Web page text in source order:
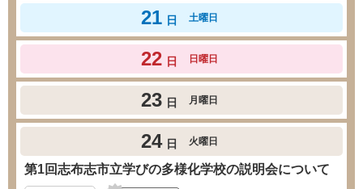
21 日 土曜日
22 日 日曜日
23 日 月曜日
24 日 火曜日
第1回志布志市立学びの多様化学校の説明会について